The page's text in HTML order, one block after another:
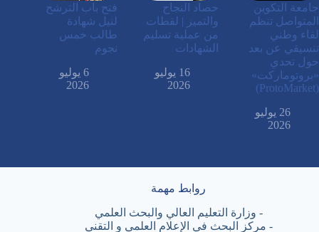
جامعة التكوين
المتواصل تنظم
لقاء وطني
تنسيقي عن بعد
حول تحدي
«بروتوماركت»
(ProtoMarket)
26 يوليو
2026
حصاد النجاح
والتميز | لقطات
من عملية تسليم
الشهادات
16 يوليو
2026
فتح باب الترشح
لنيل شهادة
طالب خمس
نجوم
6 يوليو
2026
روابط مهمة
- وزارة التعليم العالي والبحث العلمي
- مركز البحث في الإعلام العلمي و التقني